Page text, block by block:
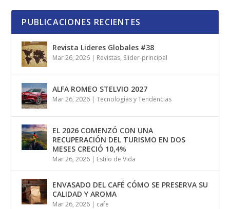
PUBLICACIONES RECIENTES
Revista Lideres Globales #38
Mar 26, 2026 | Revistas, Slider-principal
ALFA ROMEO STELVIO 2027
Mar 26, 2026 |Tecnologías y Tendencias
EL 2026 COMENZÓ CON UNA
RECUPERACIÓN DEL TURISMO EN DOS
MESES CRECIÓ 10,4%
Mar 26, 2026 | Estilo de Vida
ENVASADO DEL CAFÉ CÓMO SE PRESERVA SU
CALIDAD Y AROMA
Mar 26, 2026 | cafe